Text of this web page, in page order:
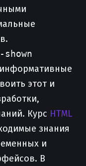
информативные
этот и
Курс HTML
знания
и
В